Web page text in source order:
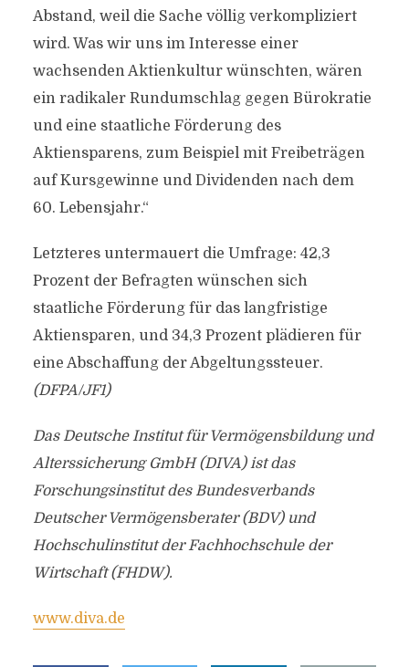
Abstand, weil die Sache völlig verkompliziert
wird. Was wir uns im Interesse einer
wachsenden Aktienkultur wünschten, wären
ein radikaler Rundumschlag gegen Bürokratie
und eine staatliche Förderung des
Aktiensparens, zum Beispiel mit Freibeträgen
auf Kursgewinne und Dividenden nach dem
60. Lebensjahr.“
Letzteres untermauert die Umfrage: 42,3
Prozent der Befragten wünschen sich
staatliche Förderung für das langfristige
Aktiensparen, und 34,3 Prozent plädieren für
eine Abschaffung der Abgeltungssteuer.
(DFPA/JF1)
Das Deutsche Institut für Vermögensbildung und
Alterssicherung GmbH (DIVA) ist das
Forschungsinstitut des Bundesverbands
Deutscher Vermögensberater (BDV) und
Hochschulinstitut der Fachhochschule der
Wirtschaft (FHDW).
www.diva.de